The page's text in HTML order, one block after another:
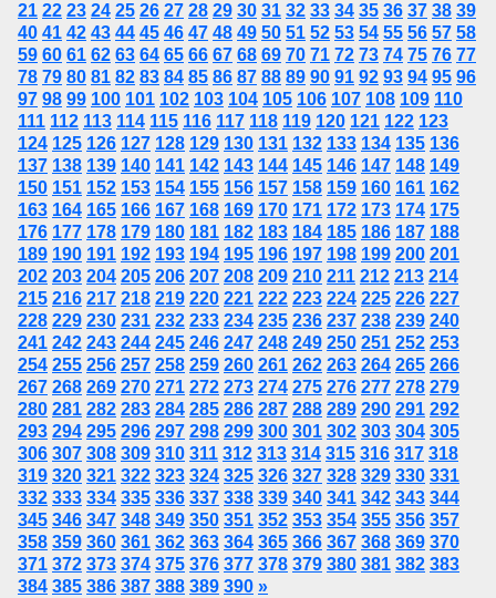
21 22 23 24 25 26 27 28 29 30 31 32 33 34 35 36 37 38 39
40 41 42 43 44 45 46 47 48 49 50 51 52 53 54 55 56 57 58
59 60 61 62 63 64 65 66 67 68 69 70 71 72 73 74 75 76 77
78 79 80 81 82 83 84 85 86 87 88 89 90 91 92 93 94 95 96
97 98 99 100 101 102 103 104 105 106 107 108 109 110
111 112 113 114 115 116 117 118 119 120 121 122 123
124 125 126 127 128 129 130 131 132 133 134 135 136
137 138 139 140 141 142 143 144 145 146 147 148 149
150 151 152 153 154 155 156 157 158 159 160 161 162
163 164 165 166 167 168 169 170 171 172 173 174 175
176 177 178 179 180 181 182 183 184 185 186 187 188
189 190 191 192 193 194 195 196 197 198 199 200 201
202 203 204 205 206 207 208 209 210 211 212 213 214
215 216 217 218 219 220 221 222 223 224 225 226 227
228 229 230 231 232 233 234 235 236 237 238 239 240
241 242 243 244 245 246 247 248 249 250 251 252 253
254 255 256 257 258 259 260 261 262 263 264 265 266
267 268 269 270 271 272 273 274 275 276 277 278 279
280 281 282 283 284 285 286 287 288 289 290 291 292
293 294 295 296 297 298 299 300 301 302 303 304 305
306 307 308 309 310 311 312 313 314 315 316 317 318
319 320 321 322 323 324 325 326 327 328 329 330 331
332 333 334 335 336 337 338 339 340 341 342 343 344
345 346 347 348 349 350 351 352 353 354 355 356 357
358 359 360 361 362 363 364 365 366 367 368 369 370
371 372 373 374 375 376 377 378 379 380 381 382 383
384 385 386 387 388 389 390 »